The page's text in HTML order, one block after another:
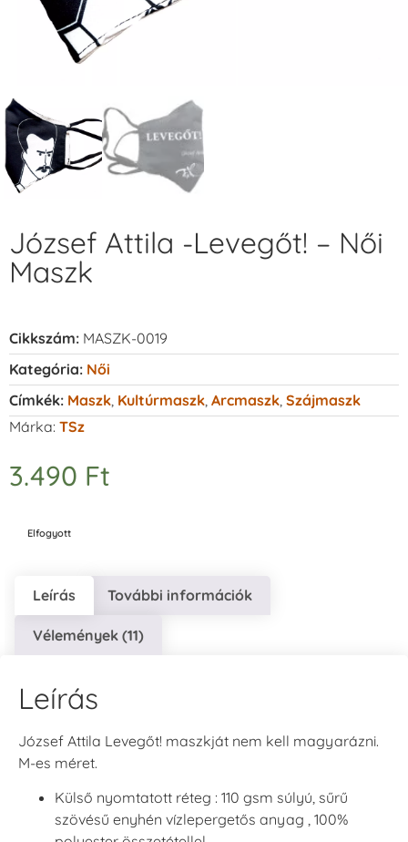
József Attila -Levegőt! – Női
Maszk
Cikkszám: MASZK-0019
Kategória: Női
Címkék: Maszk, Kultúrmaszk, Arcmaszk, Szájmaszk
Márka: TSz
3.490 Ft
Elfogyott
Leírás További információk
Vélemények (11)
Leírás
József Attila Levegőt! maszkját nem kell magyarázni.
M-es méret.
Külső nyomtatott réteg : 110 gsm súlyú, sűrű
szövésű enyhén vízlepergetős anyag , 100%